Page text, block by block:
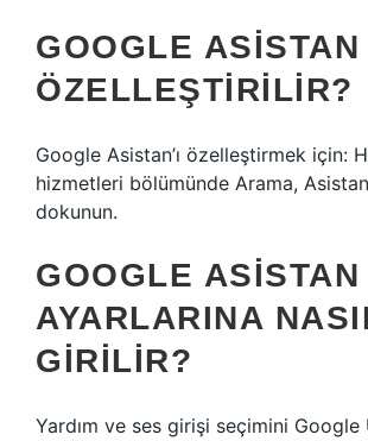
GOOGLE
ÖZELLEŞTIRILIR?
Google Asistan’ı özelleştirmek için:
hizmetleri bölümünde Arama, Asistan
dokunun.
GOOGLE ASISTAN
AYARLARINA
GIRILIR?
Yardım ve ses girişi seçimini Google